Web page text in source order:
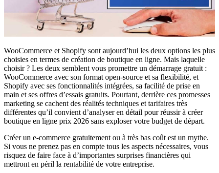
WooCommerce et Shopify sont aujourd’hui les deux options les plus
choisies en termes de création de boutique en ligne. Mais laquelle
choisir ? Les deux semblent vous promettre un démarrage gratuit :
WooCommerce avec son format open-source et sa flexibilité, et
Shopify avec ses fonctionnalités intégrées, sa facilité de prise en
main et ses offres d’essais gratuits. Pourtant, derrière ces promesses
marketing se cachent des réalités techniques et tarifaires très
différentes qu’il convient d’analyser en détail pour réussir à créer
boutique en ligne prix 2026 sans exploser votre budget de départ.
Créer un e-commerce gratuitement ou à très bas coût est un mythe.
Si vous ne prenez pas en compte tous les aspects nécessaires, vous
risquez de faire face à d’importantes surprises financières qui
mettront en péril la rentabilité de votre entreprise.